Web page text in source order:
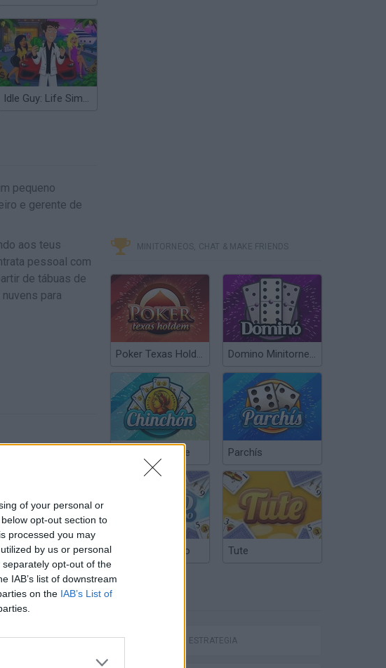
of your personal or
opt-out section to
processed you may
by us or personal
opt-out of the
IAB’s list of downstream
on the IAB’s List of
Idle Guy: Life Simulator
pequeno
e gerente de
aos teus
pessoal com
de tábuas de
para
MINITORNEOS, CHAT & MAKE FRIENDS
Poker Texas Hold’em Domino Minitorneos
Chinchón Online Parchís
Truco Argentino Tute
JOGOS DE ESTRATÉGIA